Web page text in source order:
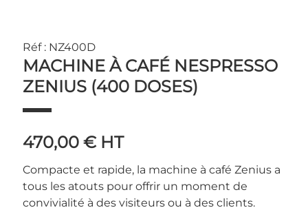
Réf : NZ400D
MACHINE À CAFÉ NESPRESSO
ZENIUS (400 DOSES)
470,00 € HT
Compacte et rapide, la machine à café Zenius a
tous les atouts pour offrir un moment de
convivialité à des visiteurs ou à des clients.